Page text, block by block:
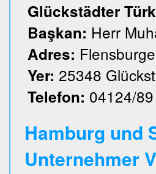
Glückstädter
Başkan: Herr
Adres:
Yer: 25348
Telefon: 04124/
Hamburg und
Unternehmer